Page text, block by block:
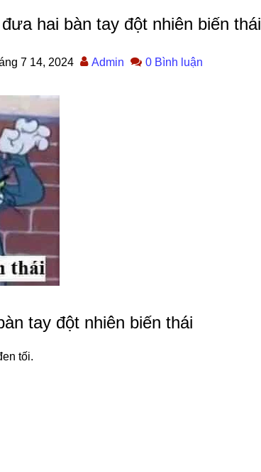
đưa hai bàn tay đột nhiên biến thái
7 14, 2024 Admin 0 Bình luận
tay đột nhiên biến thái
tối.